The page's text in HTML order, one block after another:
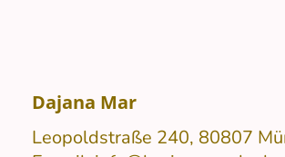
Dajana Mar
Leopoldstraße 240, 80807